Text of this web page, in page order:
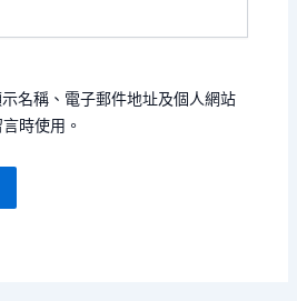
名稱、電子郵件地址及個人網站
時使用。